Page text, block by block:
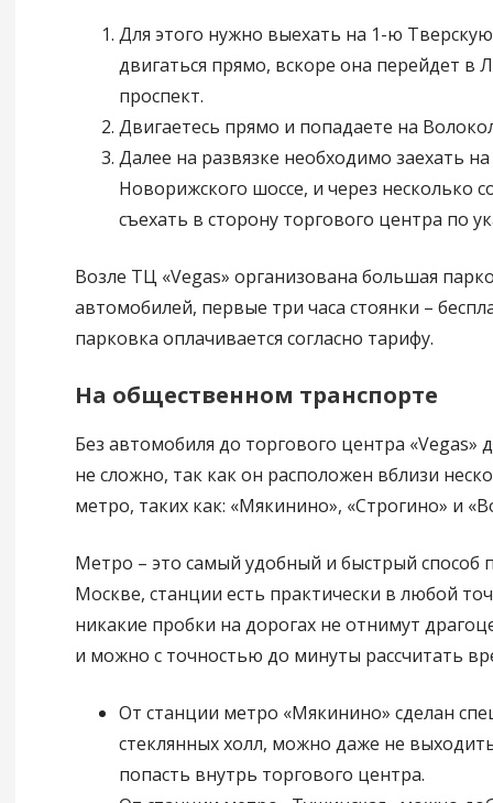
Для этого нужно выехать на 1-ю
двигаться прямо, вскоре она перейдет в
проспект.
Двигаетесь прямо и попадаете на
Далее на развязке необходимо заехать
Новорижского шоссе, и через несколько
съехать в сторону торгового центра по
Возле ТЦ «Vegas» организована большая
автомобилей, первые три часа стоянки –
парковка оплачивается согласно тарифу.
На общественном транспорте
Без автомобиля до торгового центра «Vegas»
не сложно, так как он расположен вблизи
метро, таких как: «Мякинино», «Строгино» и
Метро – это самый удобный и быстрый способ
Москве, станции есть практически в любой
никакие пробки на дорогах не отнимут
и можно с точностью до минуты рассчитать
От станции метро «Мякинино» сделан
стеклянных холл, можно даже не
попасть внутрь торгового центра.